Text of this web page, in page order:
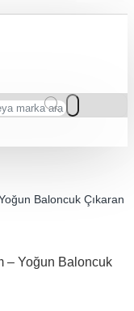
Baloncuk Çıkaran
– Yoğun Baloncuk